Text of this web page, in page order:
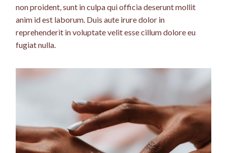
non proident, sunt in culpa qui officia deserunt mollit
anim id est laborum. Duis aute irure dolor in
reprehenderit in voluptate velit esse cillum dolore eu
fugiat nulla.